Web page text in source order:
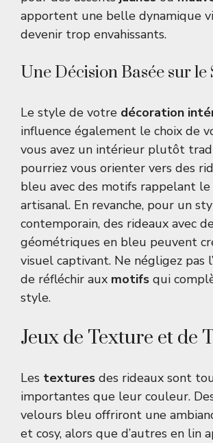
apportent une belle dynamique
devenir trop envahissants.
Une Décision Basée sur le
Le style de votre décoration
influence également le choix de
vous avez un intérieur plutôt
pourriez vous orienter vers des
bleu avec des motifs rappelant le
artisanal. En revanche, pour un
contemporain, des rideaux avec
géométriques en bleu peuvent
visuel captivant. Ne négligez pas
de réfléchir aux motifs qui
style.
Jeux de Texture et de
Les textures des rideaux sont
importantes que leur couleur.
velours bleu offriront une
et cosy, alors que d’autres en lin